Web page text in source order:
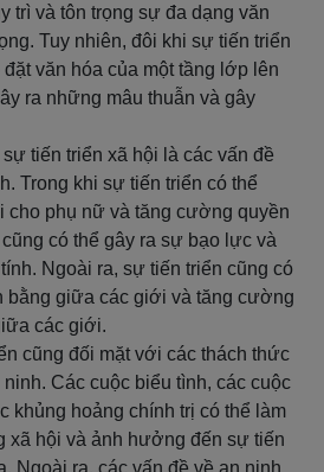
trì và tôn trọng sự đa dạng văn
Tuy nhiên, đôi khi sự tiến triển
văn hóa của một tầng lớp lên
ra những mâu thuẫn và gây
tiến triển xã hội là các vấn đề
Trong khi sự tiến triển có thể
cho phụ nữ và tăng cường quyền
có thể gây ra sự bạo lực và
Ngoài ra, sự tiến triển cũng có
bằng giữa các giới và tăng cường
các giới.
cũng đối mặt với các thách thức
Các cuộc biểu tình, các cuộc
khủng hoảng chính trị có thể làm
xã hội và ảnh hưởng đến sự tiến
Ngoài ra, các vấn đề về an ninh